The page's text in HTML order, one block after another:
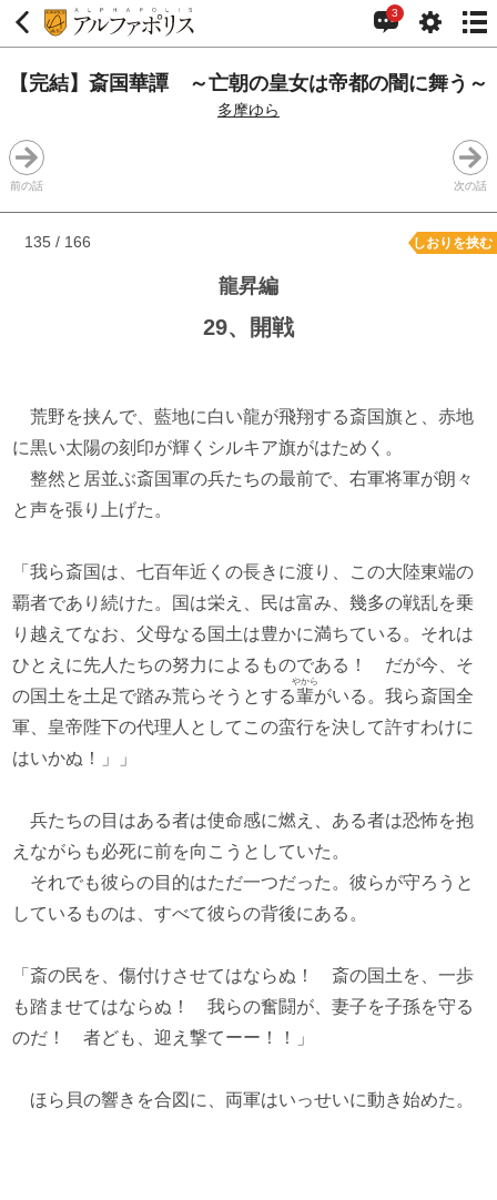
3
【完結】斎国華譚 ～亡朝の皇女は帝都の闇に舞う～
多摩ゆら
前の話 次の話
135 / 166 しおりを挟む
龍昇編
29、開戦
荒野を挟んで、藍地に白い龍が飛翔する斎国旗と、赤地
に黒い太陽の刻印が輝くシルキア旗がはためく。
整然と居並ぶ斎国軍の兵たちの最前で、右軍将軍が朗々
と声を張り上げた。
「我ら斎国は、七百年近くの長きに渡り、この大陸東端の
覇者であり続けた。国は栄え、民は富み、幾多の戦乱を乗
り越えてなお、父母なる国土は豊かに満ちている。それは
ひとえに先人たちの努力によるものである！ だが今、そ
の国土を土足で踏み荒らそうとする輩
やから
がいる。我ら斎国全
軍、皇帝陛下の代理人としてこの蛮行を決して許すわけに
はいかぬ！」」
兵たちの目はある者は使命感に燃え、ある者は恐怖を抱
えながらも必死に前を向こうとしていた。
それでも彼らの目的はただ一つだった。彼らが守ろうと
しているものは、すべて彼らの背後にある。
「斎の民を、傷付けさせてはならぬ！ 斎の国土を、一歩
も踏ませてはならぬ！ 我らの奮闘が、妻子を子孫を守る
のだ！ 者ども、迎え撃てーー！！」
ほら貝の響きを合図に、両軍はいっせいに動き始めた。